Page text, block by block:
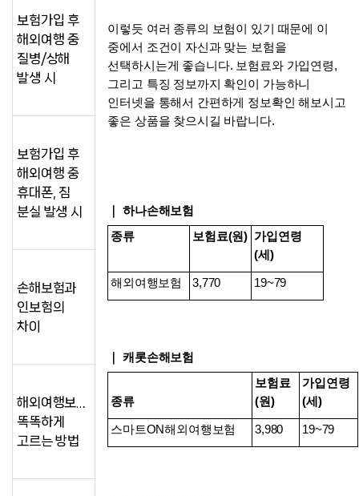
이렇듯 여러 종류의 보험이 있기 때문에 이
중에서 조건이 자신과 맞는 보험을
선택하시는게 좋습니다. 보험료와 가입연령,
그리고 특징 정보까지 확인이 가능하니
인터넷을 통해서 간편하게 정보확인 해보시고
좋은 상품을 찾으시길 바랍니다.
｜ 하나손해보험
종류 보험료(원) 가입연령
(세)
해외여행보험 3,770 19~79
｜ 캐롯손해보험
종류
보험료
(원)
가입연령
(세)
스마트ON해외여행보험 3,980 19~79
보험가입 후
해외여행 중
질병/상해
발생 시
보험가입 후
해외여행 중
휴대폰, 짐
분실 발생 시
손해보험과
인보험의
차이
해외여행보험,
똑똑하게
고르는 방법